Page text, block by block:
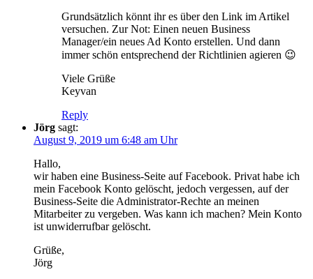
Grundsätzlich könnt ihr es über den Link im Artikel
versuchen. Zur Not: Einen neuen Business
Manager/ein neues Ad Konto erstellen. Und dann
immer schön entsprechend der Richtlinien agieren 😉
Viele Grüße
Keyvan
Reply
Jörg sagt:
August 9, 2019 um 6:48 am Uhr
Hallo,
wir haben eine Business-Seite auf Facebook. Privat habe ich
mein Facebook Konto gelöscht, jedoch vergessen, auf der
Business-Seite die Administrator-Rechte an meinen
Mitarbeiter zu vergeben. Was kann ich machen? Mein Konto
ist unwiderrufbar gelöscht.
Grüße,
Jörg